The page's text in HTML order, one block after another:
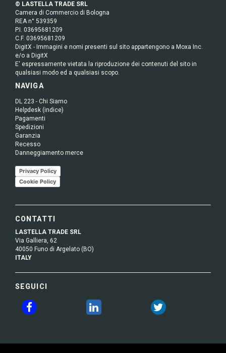
© LASTELLA TRADE SRL
Camera di Commercio di Bologna
REA n° 539359
P.I. 03695681209
C.F. 03695681209
DigitX - Immagini e nomi presenti sul sito appartengono a Moxa Inc.
e/o a DigitX
E' espressamente vietata la riproduzione dei contenuti del sito in
qualsiasi modo ed a qualsiasi scopo.
NAVIGA
DL 223 - Chi Siamo
Helpdesk (indice)
Pagamenti
Spedizioni
Garanzia
Recesso
Danneggiamento merce
Privacy Policy
Cookie Policy
CONTATTI
LASTELLA TRADE SRL
Via Galliera, 62
40050 Funo di Argelato (BO)
ITALY
SEGUICI